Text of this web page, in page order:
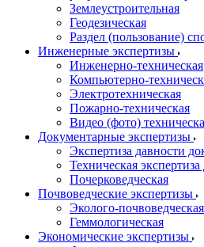
Землеустроительная
Геодезическая
Раздел (пользование)
Инженерные экспертизы
Инженерно-техническая
Компьютерно-
Электротехническая
Пожарно-техническая
Видео (фото)
Документарные экспертизы
Экспертиза давности
Техническая
Почерковедческая
Почвоведческие экспертизы
Эколого-почвоведческая
Геммологическая
Экономические экспертизы